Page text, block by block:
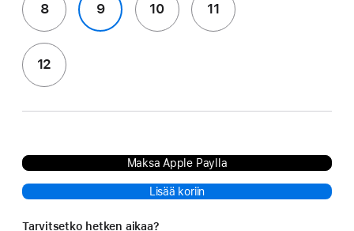
8 9 10 11
12
Maksa Apple Paylla
Lisää koriin
Tarvitsetko hetken aikaa?